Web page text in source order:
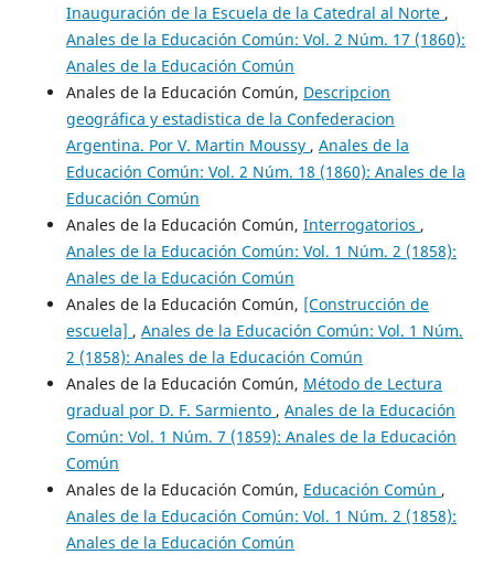
Inauguración de la Escuela de la Catedral al Norte ,
Anales de la Educación Común: Vol. 2 Núm. 17 (1860):
Anales de la Educación Común
Anales de la Educación Común, Descripcion
geográfica y estadistica de la Confederacion
Argentina. Por V. Martin Moussy , Anales de la
Educación Común: Vol. 2 Núm. 18 (1860): Anales de la
Educación Común
Anales de la Educación Común, Interrogatorios ,
Anales de la Educación Común: Vol. 1 Núm. 2 (1858):
Anales de la Educación Común
Anales de la Educación Común, [Construcción de
escuela] , Anales de la Educación Común: Vol. 1 Núm.
2 (1858): Anales de la Educación Común
Anales de la Educación Común, Método de Lectura
gradual por D. F. Sarmiento , Anales de la Educación
Común: Vol. 1 Núm. 7 (1859): Anales de la Educación
Común
Anales de la Educación Común, Educación Común ,
Anales de la Educación Común: Vol. 1 Núm. 2 (1858):
Anales de la Educación Común